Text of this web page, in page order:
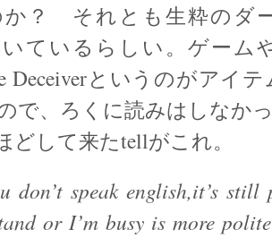
か？ それとも生粋のダ
ているらしい。ゲーム
Deceiverというのがアイ
で、ろくに読みはしなか
して来たtellがこれ。
don’t speak english,it’s
or I’m busy is more